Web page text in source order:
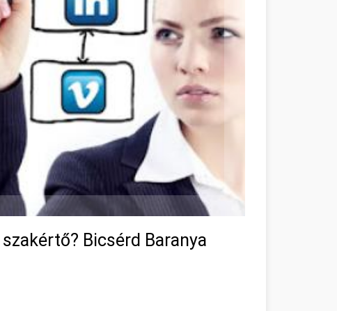
Bicsérd Baranya